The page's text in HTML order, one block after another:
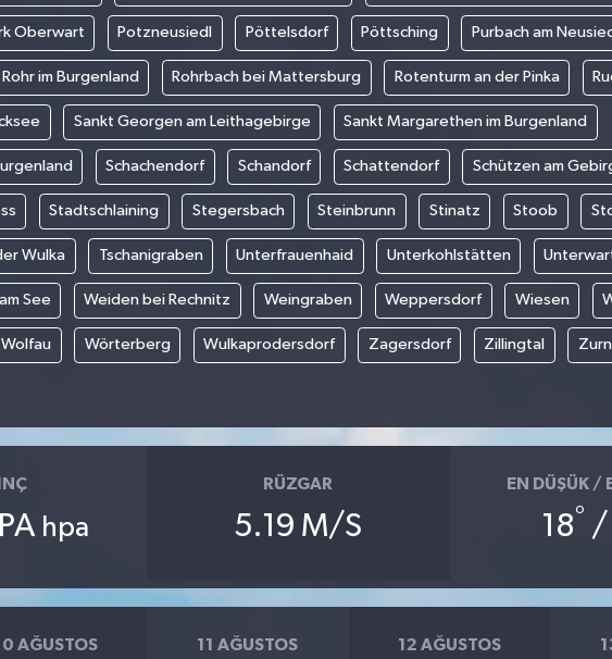
Oberwart Potzneusiedl Pöttelsdorf Pöttsching Purbach am
Rohr im Burgenland Rohrbach bei Mattersburg Rotenturm an der Pinka
Sankt Georgen am Leithagebirge Sankt Margarethen im Burgenland
Schachendorf Schandorf Schattendorf Schützen am
Stadtschlaining Stegersbach Steinbrunn Stinatz Stoob
Wulka Tschanigraben Unterfrauenhaid Unterkohlstätten
See Weiden bei Rechnitz Weingraben Weppersdorf Wiesen
Wolfau Wörterberg Wulkaprodersdorf Zagersdorf Zillingtal
hpa
RÜZGAR
5.19 M/S
EN DÜŞÜK /
18° /
AĞUSTOS 11 AĞUSTOS 12 AĞUSTOS